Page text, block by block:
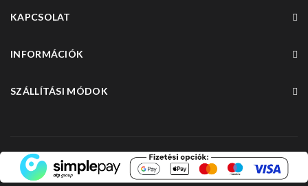
KAPCSOLAT
INFORMÁCIÓK
SZÁLLÍTÁSI MÓDOK